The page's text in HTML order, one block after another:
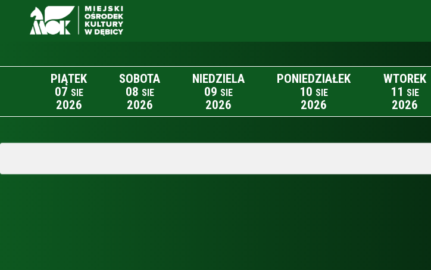
PIĄTEK
07 SIE
2026
SOBOTA
08 SIE
2026
NIEDZIELA
09 SIE
2026
PONIEDZIAŁEK
10 SIE
2026
WTOREK
11 SIE
2026